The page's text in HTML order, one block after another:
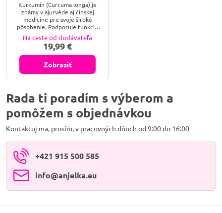
Kurkumín (Curcuma longa) je
známy v ajurvéde aj čínskej
medicíne pre svoje široké
pôsobenie. Podporuje funkciu
pečene aj imunitného systému,
prispieva tiež k duševnej pohode.
Má antiparazitické,
antimykotické a antibiotické
účinky. Zlepšuje neurologické
problémy. Zmierňuje reumatické
bolesti kĺbov a uvoľňuje napätie v
účinok. Pomáha pri detoxikácii
organizmu
Na ceste od dodávateľa
19,99 €
Zobraziť
Rada ti poradím s výberom a
pomôžem s objednávkou
Kontaktuj ma, prosím, v pracovných dňoch od 9:00 do 16:00
+421 915 500 585
info​@anjelka​.eu